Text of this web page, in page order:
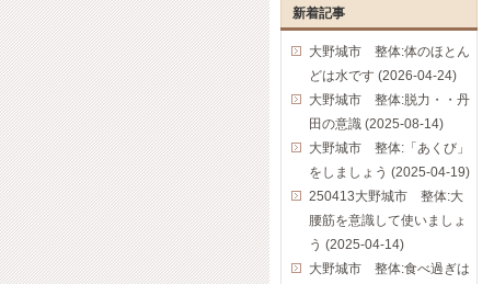
新着記事
大野城市 整体:体のほとん
どは水です (2026-04-24)
大野城市 整体:脱力・・丹
田の意識 (2025-08-14)
大野城市 整体:「あくび」
をしましょう (2025-04-19)
250413大野城市 整体:大
腰筋を意識して使いましょ
う (2025-04-14)
大野城市 整体:食べ過ぎは